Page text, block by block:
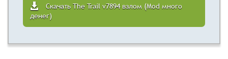
Скачать The Trail v7894 взлом (Mod много
денег)